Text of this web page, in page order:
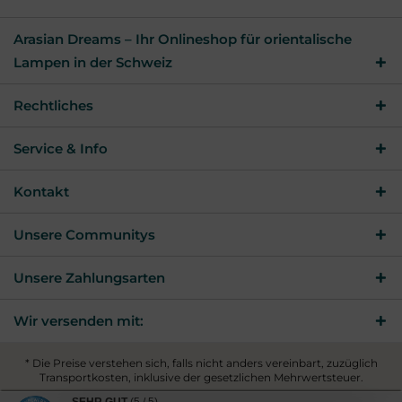
Arasian Dreams – Ihr Onlineshop für orientalische
Lampen in der Schweiz
Rechtliches
Service & Info
Kontakt
Unsere Communitys
Unsere Zahlungsarten
Wir versenden mit:
* Die Preise verstehen sich, falls nicht anders vereinbart, zuzüglich
Transportkosten, inklusive der gesetzlichen Mehrwertsteuer.
© 2026 Arasian Dreams - All Rights Reserved. Theme by